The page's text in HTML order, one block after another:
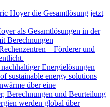
Hoyer die Gesamtlösung jetzt
als Gesamtlösungen in der
Berechnungen
– Förderer und
Energielösungen
sustainable energy solutions
über eine
Berechnungen und Beurteilung
werden global über